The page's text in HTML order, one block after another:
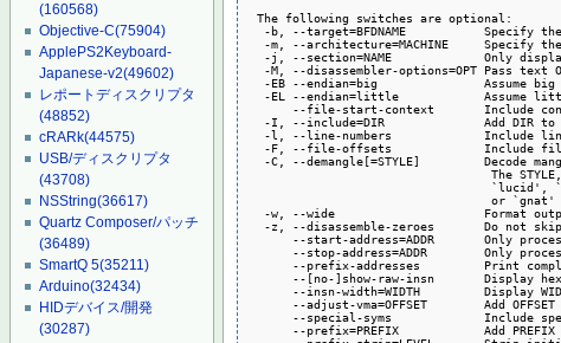
(160568)
Objective-C(75904)
ApplePS2Keyboard-
Japanese-v2(49602)
レポートディスクリプタ
(48852)
cRARk(44575)
USB/ディスクリプタ
(43708)
NSString(36617)
Quartz Composer/パッチ
(36489)
SmartQ 5(35211)
Arduino(32434)
HIDデバイス/開発
(30287)
The following switches are optional:
-b, --target=BFDNAME           Specify
-m, --architecture=MACHINE     Specify
-j, --section=NAME             Only
-M, --disassembler-options=OPT Pass text
-EB --endian=big               Assume
-EL --endian=little            Assume
--file-start-context       Include
-I, --include=DIR              Add DIR
-l, --line-numbers             Include
-F, --file-offsets             Include
-C, --demangle[=STYLE]         Decode
The
`lucid',
                                  or `gnat'
-w, --wide                     Format
-z, --disassemble-zeroes       Do not
--start-address=ADDR       Only
--stop-address=ADDR        Only
--prefix-addresses         Print
--[no-]show-raw-insn       Display
--insn-width=WIDTH         Display
--adjust-vma=OFFSET        Add
--special-syms             Include
--prefix=PREFIX            Add